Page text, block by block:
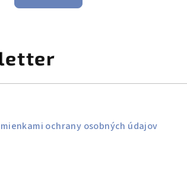
ochrany osobných údajov